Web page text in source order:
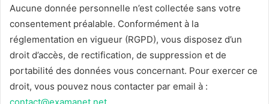
Aucune donnée personnelle n’est collectée sans votre
consentement préalable. Conformément à la
réglementation en vigueur (RGPD), vous disposez d’un
droit d’accès, de rectification, de suppression et de
portabilité des données vous concernant. Pour exercer ce
droit, vous pouvez nous contacter par email à :